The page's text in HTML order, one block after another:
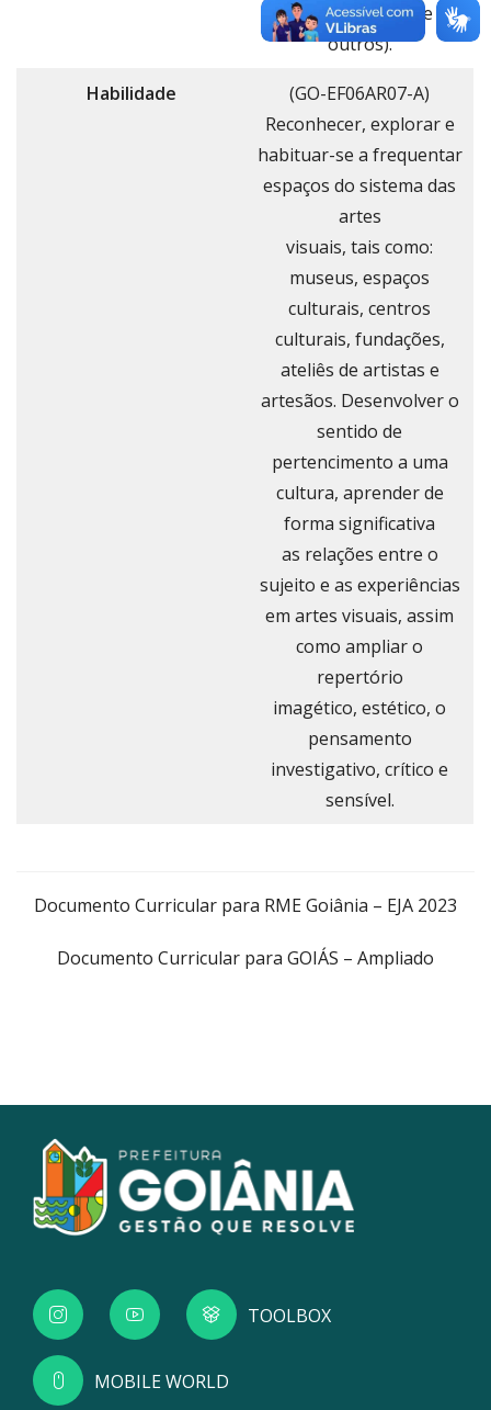
curadores, dentre
outros).
Habilidade
(GO-EF06AR07-A)
Reconhecer, explorar e
habituar-se a frequentar
espaços do sistema das
artes
visuais, tais como:
museus, espaços
culturais, centros
culturais, fundações,
ateliês de artistas e
artesãos. Desenvolver o
sentido de
pertencimento a uma
cultura, aprender de
forma significativa
as relações entre o
sujeito e as experiências
em artes visuais, assim
como ampliar o
repertório
imagético, estético, o
pensamento
investigativo, crítico e
sensível.
Documento Curricular para RME Goiânia – EJA 2023
Documento Curricular para GOIÁS – Ampliado
TOOLBOX
MOBILE WORLD